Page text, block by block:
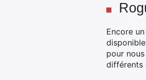
Encore
pour
différents